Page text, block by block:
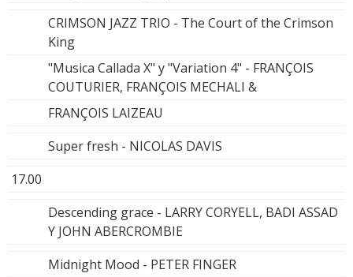
CRIMSON JAZZ TRIO - The Court of the Crimson
King
"Musica Callada X" y "Variation 4" - FRANÇOIS
COUTURIER, FRANÇOIS MECHALI &
FRANÇOIS LAIZEAU
Super fresh - NICOLAS DAVIS
17.00
Descending grace - LARRY CORYELL, BADI ASSAD
Y JOHN ABERCROMBIE
Midnight Mood - PETER FINGER